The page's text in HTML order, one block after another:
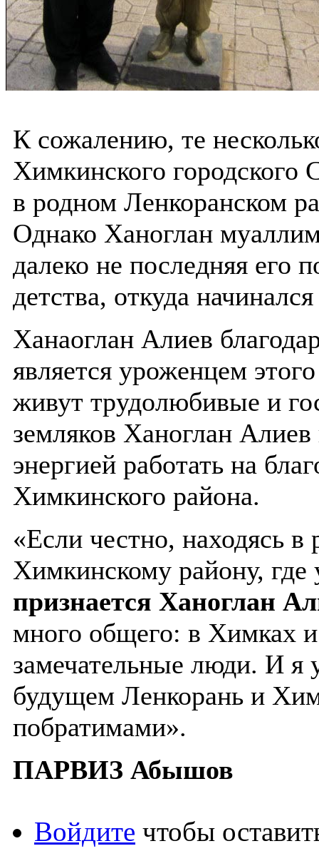
К сожалению, те
Химкинского городского
в родном Ленкоранском
Однако Ханоглан
далеко не последняя его
детства, откуда
Ханаоглан Алиев
является уроженцем
живут трудолюбивые и
земляков Ханоглан
энергией работать на
Химкинского района.
«Если честно, находясь
Химкинскому району,
признается Ханоглан
много общего: в Химках
замечательные люди. И я
будущем Ленкорань и
побратимами».
ПАРВИЗ Абышов
Войдите чтобы